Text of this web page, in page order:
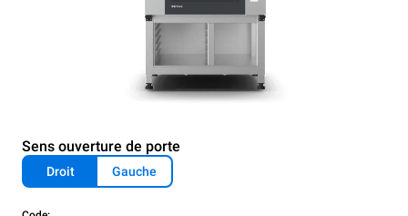
Sens ouverture de porte
Droit Gauche